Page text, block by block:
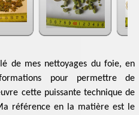
de mes nettoyages du foie, en
pour permettre de
cette puissante technique de
référence en la matière est le